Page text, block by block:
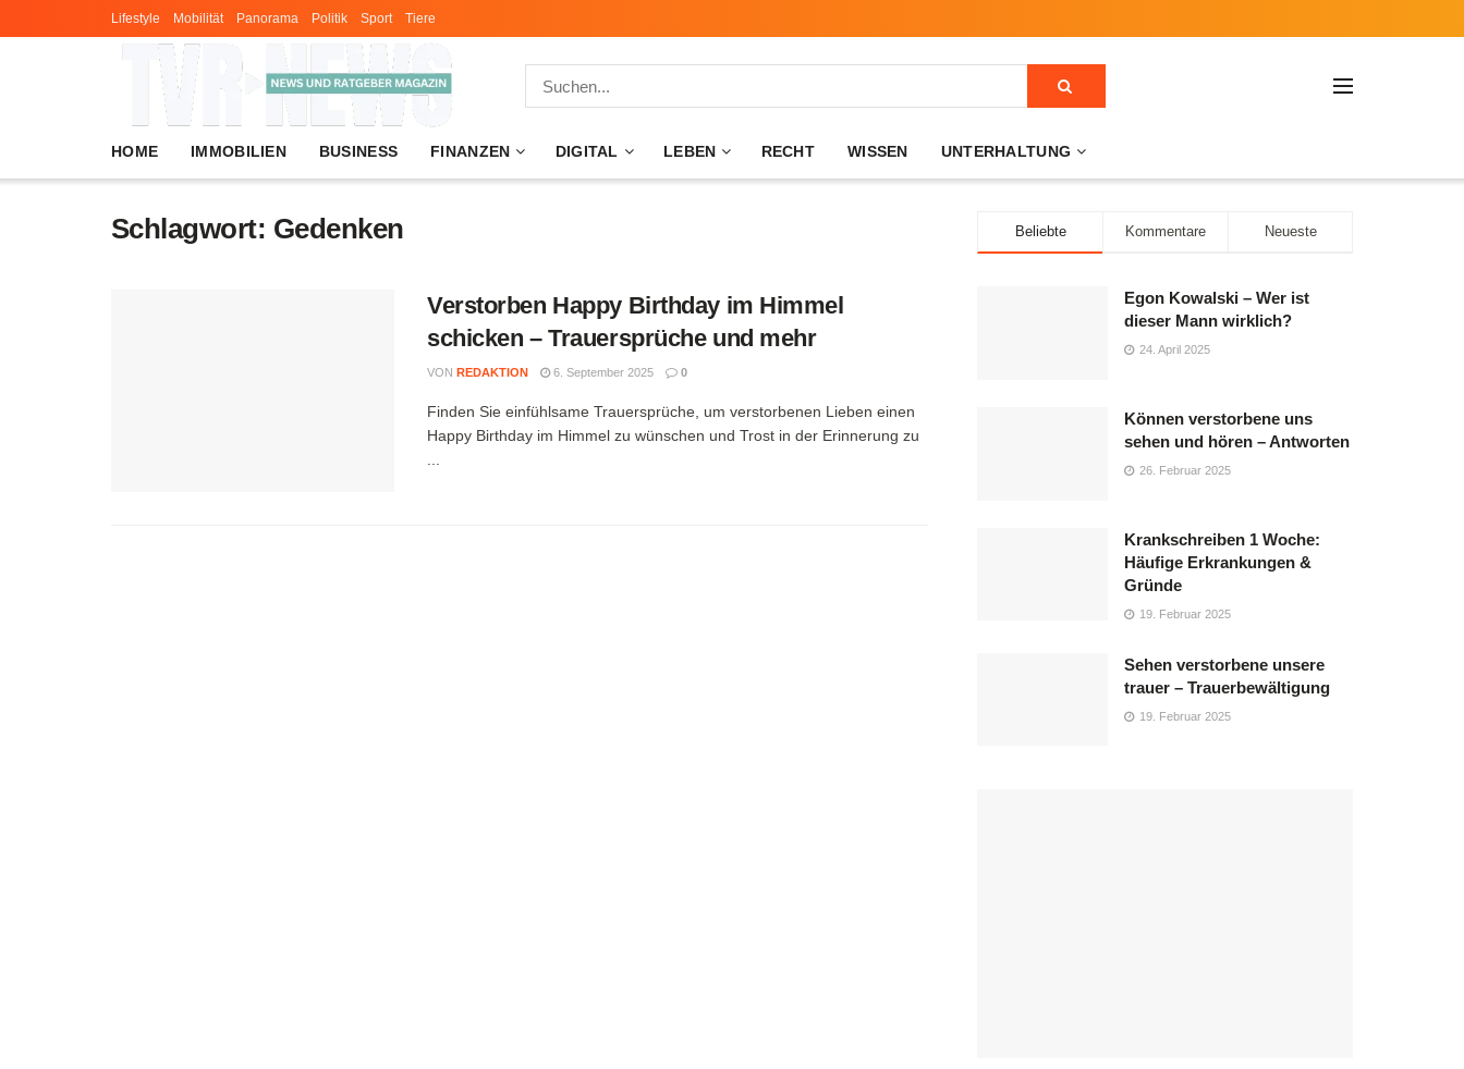
Lifestyle Mobilität Panorama Politik Sport Tiere
HOME IMMOBILIEN BUSINESS FINANZEN DIGITAL LEBEN RECHT WISSEN UNTERHALTUNG
Schlagwort: Gedenken
Verstorben Happy Birthday im Himmel
schicken – Trauersprüche und mehr
VON REDAKTION 6. September 2025 0
Finden Sie einfühlsame Trauersprüche, um verstorbenen Lieben einen
Happy Birthday im Himmel zu wünschen und Trost in der Erinnerung zu
Beliebte Kommentare Neueste
Egon Kowalski – Wer ist
dieser Mann wirklich?
24. April 2025
Können verstorbene uns
sehen und hören – Antworten
26. Februar 2025
Krankschreiben 1 Woche:
Häufige Erkrankungen &
Gründe
19. Februar 2025
Sehen verstorbene unsere
trauer – Trauerbewältigung
19. Februar 2025